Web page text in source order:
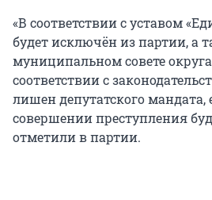
«В соответствии с уставом
будет исключён из партии, а
муниципальном совете
соответствии с
лишен депутатского мандата,
совершении преступления
отметили в партии.